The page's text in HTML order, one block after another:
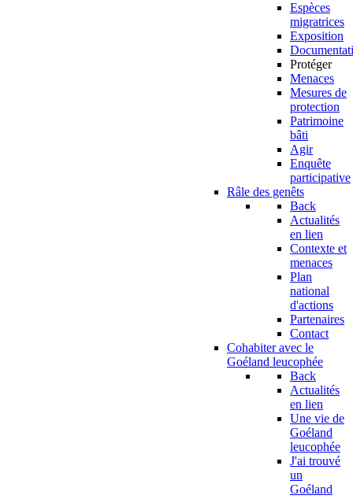
Espèces
migratrices
Exposition
Protéger
Menaces
Mesures de
protection
Patrimoine
bâti
Agir
Enquête
participative
Râle des genêts
Back
Actualités
en lien
Contexte et
menaces
Plan
national
d'actions
Partenaires
Contact
Cohabiter avec le
Goéland leucophée
Back
Actualités
en lien
Une vie de
Goéland
leucophée
J'ai trouvé
un
Goéland